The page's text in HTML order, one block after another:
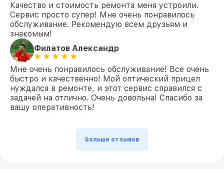
Качество и стоимость ремонта меня устроили.
Сервис просто супер! Мне очень понравилось
обслуживание. Рекомендую всем друзьям и
знакомым!
Филатов Александр
Мне очень понравилось обслуживание! Все очень
быстро и качественно! Мой оптический прицел
нуждался в ремонте, и этот сервис справился с
задачей на отлично. Очень довольна! Спасибо за
вашу оперативность!
Больше отзывов